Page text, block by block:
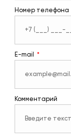
Номер телефона
E-mail
Комментарий